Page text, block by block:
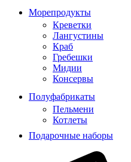
Морепродукты
Креветки
Лангустины
Краб
Гребешки
Мидии
Консервы
Полуфабрикаты
Пельмени
Котлеты
Подарочные наборы